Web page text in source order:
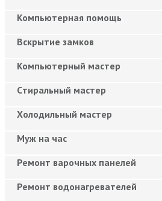
Компьютерная помощь
Вскрытие замков
Компьютерный мастер
Cтиральный мастер
Холодильный мастер
Муж на час
Ремонт варочных панелей
Ремонт водонагревателей